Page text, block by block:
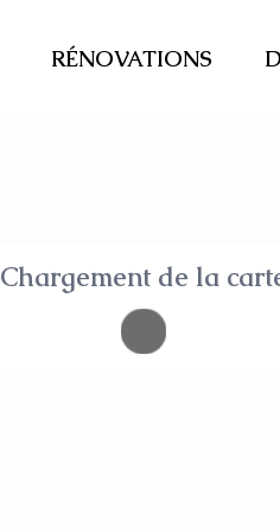
RÉNOVATIONS
Chargement de la